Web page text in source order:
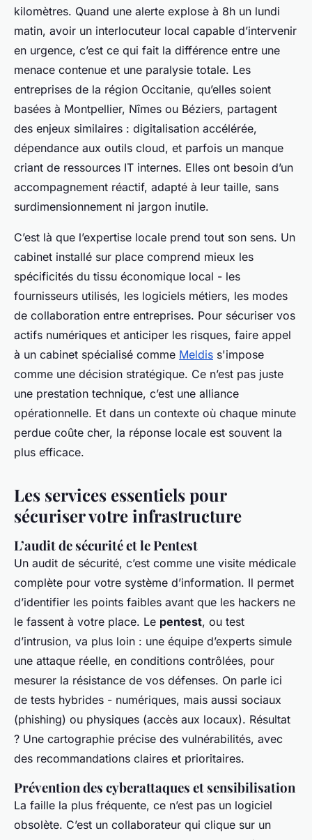
kilomètres. Quand une alerte explose à 8h un lundi
matin, avoir un interlocuteur local capable d’intervenir
en urgence, c’est ce qui fait la différence entre une
menace contenue et une paralysie totale. Les
entreprises de la région Occitanie, qu’elles soient
basées à Montpellier, Nîmes ou Béziers, partagent
des enjeux similaires : digitalisation accélérée,
dépendance aux outils cloud, et parfois un manque
criant de ressources IT internes. Elles ont besoin d’un
accompagnement réactif, adapté à leur taille, sans
surdimensionnement ni jargon inutile.
C’est là que l’expertise locale prend tout son sens. Un
cabinet installé sur place comprend mieux les
spécificités du tissu économique local - les
fournisseurs utilisés, les logiciels métiers, les modes
de collaboration entre entreprises. Pour sécuriser vos
actifs numériques et anticiper les risques, faire appel
à un cabinet spécialisé comme Meldis s'impose
comme une décision stratégique. Ce n’est pas juste
une prestation technique, c’est une alliance
opérationnelle. Et dans un contexte où chaque minute
perdue coûte cher, la réponse locale est souvent la
plus efficace.
Les services essentiels pour
sécuriser votre infrastructure
L’audit de sécurité et le Pentest
Un audit de sécurité, c’est comme une visite médicale
complète pour votre système d’information. Il permet
d’identifier les points faibles avant que les hackers ne
le fassent à votre place. Le pentest, ou test
d’intrusion, va plus loin : une équipe d’experts simule
une attaque réelle, en conditions contrôlées, pour
mesurer la résistance de vos défenses. On parle ici
de tests hybrides - numériques, mais aussi sociaux
(phishing) ou physiques (accès aux locaux). Résultat
? Une cartographie précise des vulnérabilités, avec
des recommandations claires et prioritaires.
Prévention des cyberattaques et sensibilisation
La faille la plus fréquente, ce n’est pas un logiciel
obsolète. C’est un collaborateur qui clique sur un